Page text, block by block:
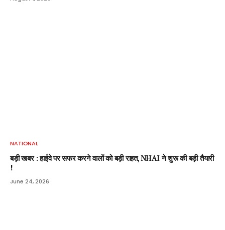
NATIONAL
बड़ी खबर : हाईवे पर सफर करने वालों को बड़ी राहत, NHAI ने शुरू की बड़ी तैयारी
!
June 24, 2026